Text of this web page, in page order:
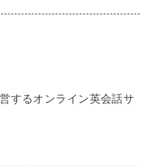
するオンライン英会話サ